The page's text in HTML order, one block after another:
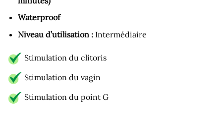
Waterproof
Niveau d’utilisation :Intermédiaire
Stimulation du clitoris
Stimulation du vagin
Stimulation du point G